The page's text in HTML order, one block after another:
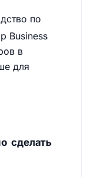
по
Business
в
для
сделать